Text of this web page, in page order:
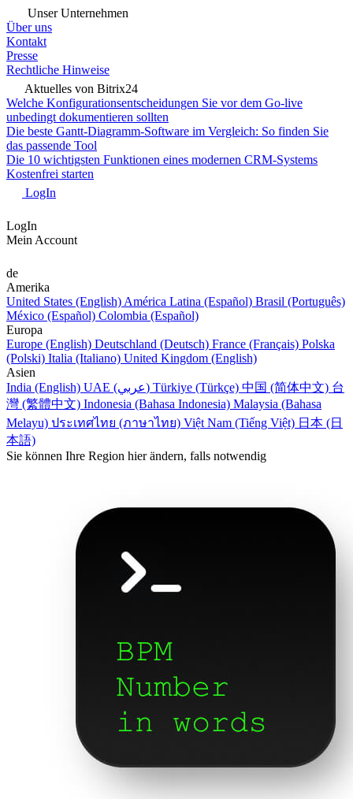
Unser Unternehmen
Über uns
Kontakt
Presse
Rechtliche Hinweise
Aktuelles von Bitrix24
Welche Konfigurationsentscheidungen Sie vor dem Go-live
unbedingt dokumentieren sollten
Die beste Gantt-Diagramm-Software im Vergleich: So finden Sie
das passende Tool
Die 10 wichtigsten Funktionen eines modernen CRM-Systems
Kostenfrei starten
LogIn
LogIn
Mein Account
de
Amerika
United States (English) América Latina (Español) Brasil (Português)
México (Español) Colombia (Español)
Europa
Europe (English) Deutschland (Deutsch) France (Français) Polska
(Polski) Italia (Italiano) United Kingdom (English)
Asien
India (English)
UAE (عربي) Türkiye (Türkçe) 中国 (简体中文) 台
灣 (繁體中文) Indonesia (Bahasa Indonesia) Malaysia (Bahasa
Melayu) ประเทศไทย (ภาษาไทย) Việt Nam (Tiếng Việt) 日本 (日
本語)
Sie können Ihre Region hier ändern, falls notwendig